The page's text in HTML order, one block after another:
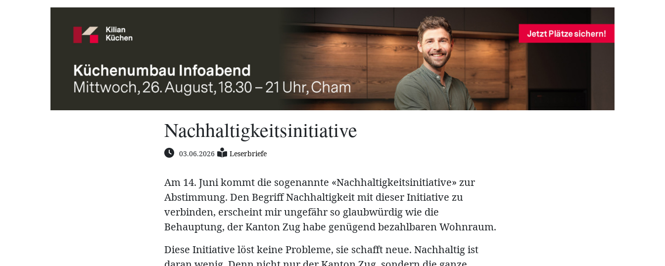
Nachhaltigkeitsinitiative
03.06.2026 Leserbriefe
Am 14. Juni kommt die sogenannte «Nachhaltigkeitsinitiative» zur
Abstimmung. Den Begriff Nachhaltigkeit mit dieser Initiative zu
verbinden, erscheint mir ungefähr so glaubwürdig wie die
Behauptung, der Kanton Zug habe genügend bezahlbaren Wohnraum.
Diese Initiative löst keine Probleme, sie schafft neue. Nachhaltig ist